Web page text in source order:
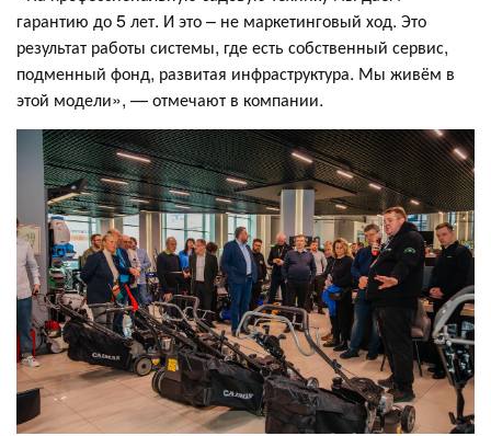
гарантию до 5 лет. И это – не маркетинговый ход. Это
результат работы системы, где есть собственный сервис,
подменный фонд, развитая инфраструктура. Мы живём в
этой модели», — отмечают в компании.